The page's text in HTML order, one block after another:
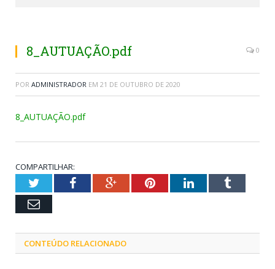
8_AUTUAÇÃO.pdf 0
POR ADMINISTRADOR EM 21 DE OUTUBRO DE 2020
8_AUTUAÇÃO.pdf
COMPARTILHAR:
TwitterFacebookGoogle+PinterestLinkedInTumblr
Email
CONTEÚDO RELACIONADO